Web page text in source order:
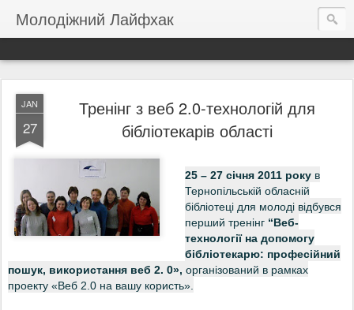
Молодіжний Лайфхак
JAN
27
Тренінг з веб 2.0-технологій для
бібліотекарів області
25 – 27 січня 2011 року в
Тернопільській обласній
бібліотеці для молоді відбувся
перший тренінг “Веб-
технології на допомогу
бібліотекарю: професійний
пошук, використання веб 2. 0», організований в рамках
проекту «Веб 2.0 на вашу користь».